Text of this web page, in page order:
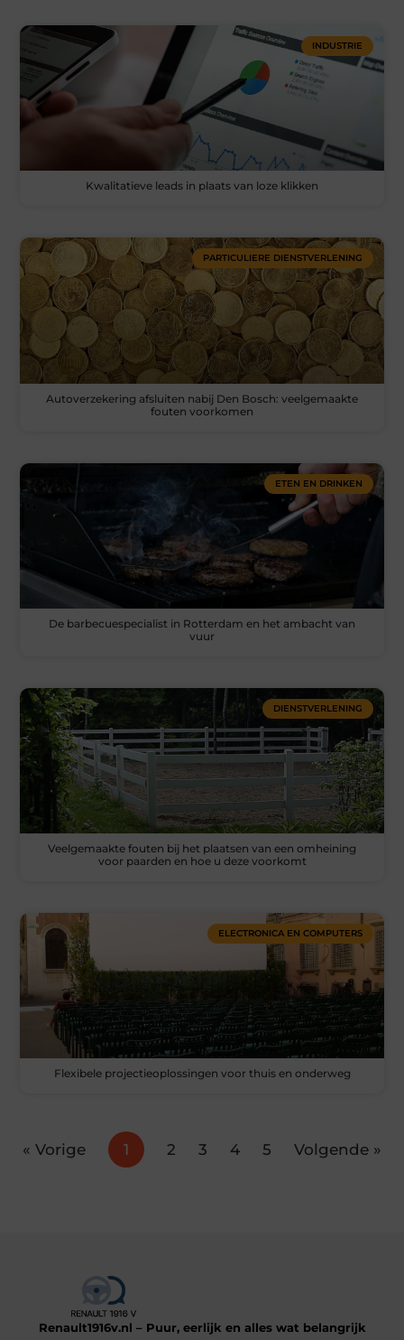
INDUSTRIE
Kwalitatieve leads in plaats van loze klikken
PARTICULIERE DIENSTVERLENING
Autoverzekering afsluiten nabij Den Bosch: veelgemaakte
fouten voorkomen
ETEN EN DRINKEN
De barbecuespecialist in Rotterdam en het ambacht van
vuur
DIENSTVERLENING
Veelgemaakte fouten bij het plaatsen van een omheining
voor paarden en hoe u deze voorkomt
ELECTRONICA EN COMPUTERS
Flexibele projectieoplossingen voor thuis en onderweg
« Vorige 1 2 3 4 5 Volgende »
Renault1916v.nl – Puur, eerlijk en alles wat belangrijk